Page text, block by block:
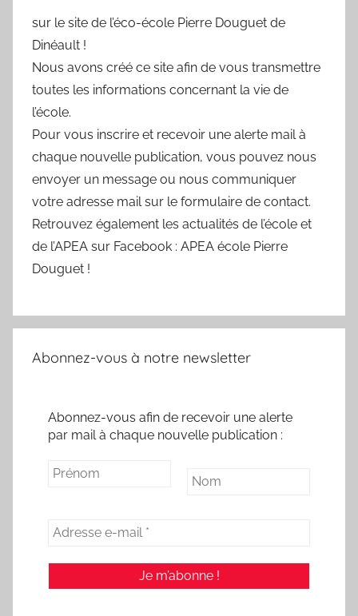
sur le site de l’éco-école Pierre Douguet de
Dinéault !
Nous avons créé ce site afin de vous transmettre
toutes les informations concernant la vie de
l’école.
Pour vous inscrire et recevoir une alerte mail à
chaque nouvelle publication, vous pouvez nous
envoyer un message ou nous communiquer
votre adresse mail sur le formulaire de contact.
Retrouvez également les actualités de l’école et
de l’APEA sur Facebook : APEA école Pierre
Douguet !
Abonnez-vous à notre newsletter
Abonnez-vous afin de recevoir une alerte
par mail à chaque nouvelle publication :